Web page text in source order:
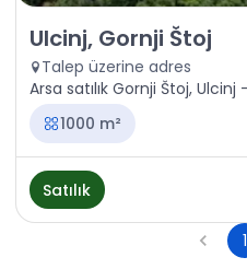
Satılık - Arazi Ulcinj, Gornji
Ulcinj, Gornji Štoj
Talep üzerine adres
Arsa satılık Gornji Štoj,
1000 m²
Satılık
1